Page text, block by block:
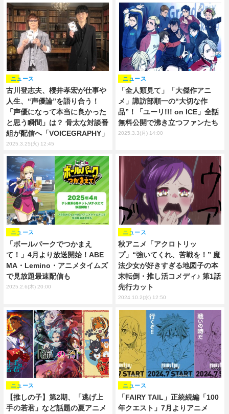
古川登志夫、櫻井孝宏が仕事や
人生、“声優論”を語り合う！
「声優になって本当に良かった
と思う瞬間」は？ 骨太な対談番
組が配信へ「VOICEGRAPHY」
ニュース
2025.3.25(火) 12:45
「全人類見て」「大傑作アニ
メ」諏訪部順一の“大切な作
品”！「ユーリ!!! on ICE」全話
無料公開で沸き立つファンたち
ニュース
2025.3.3(月) 14:00
「ボールパークでつかまえ
て！」4月より放送開始！ABE
MA・Lemino・アニメタイムズ
で見放題最速配信も
ニュース
2025.2.6(木) 20:00
秋アニメ「アクロトリッ
プ」“強いてくれ、苦戦を！” 魔
法少女が好きすぎる地図子の本
末転倒・推し活コメディ♪ 第1話
先行カット
ニュース
2024.10.2(水) 12:50
【推しの子】第2期、「逃げ上
手の若君」など話題の夏アニメ
ニュース
「FAIRY TAIL」正統続編「100
年クエスト」7月よりアニメ
ニュース